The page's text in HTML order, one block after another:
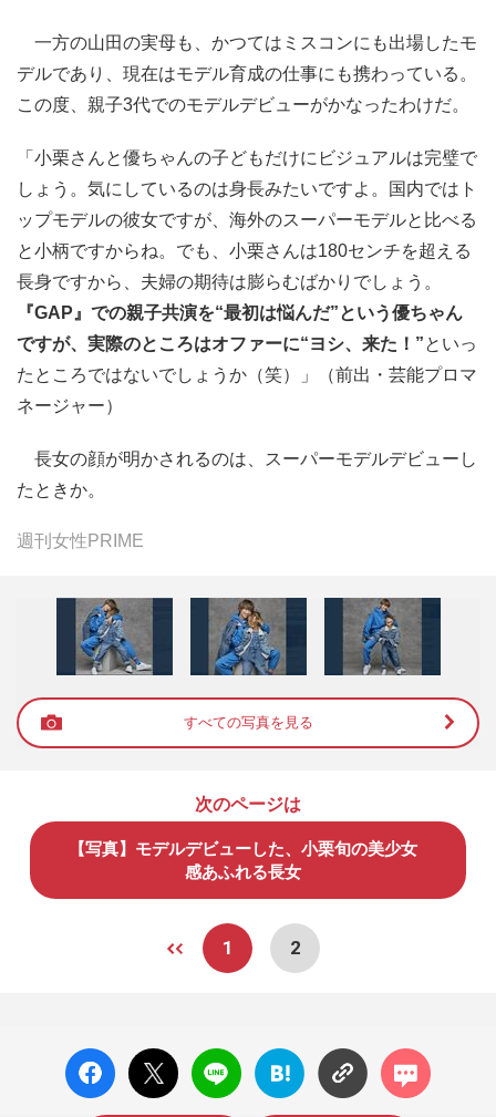
一方の山田の実母も、かつてはミスコンにも出場したモ
デルであり、現在はモデル育成の仕事にも携わっている。
この度、親子3代でのモデルデビューがかなったわけだ。
「小栗さんと優ちゃんの子どもだけにビジュアルは完璧で
しょう。気にしているのは身長みたいですよ。国内ではト
ップモデルの彼女ですが、海外のスーパーモデルと比べる
と小柄ですからね。でも、小栗さんは180センチを超える
長身ですから、夫婦の期待は膨らむばかりでしょう。
『GAP』での親子共演を“最初は悩んだ”という優ちゃん
ですが、実際のところはオファーに“ヨシ、来た！”といっ
たところではないでしょうか（笑）」（前出・芸能プロマ
ネージャー）
長女の顔が明かされるのは、スーパーモデルデビューし
たときか。
週刊女性PRIME
すべての写真を見る
次のページは
【写真】モデルデビューした、小栗旬の美少女
感あふれる長女
1 2
facebo
ok い
X ポス
ト
LINE
はてな
ブック
コメン
ト